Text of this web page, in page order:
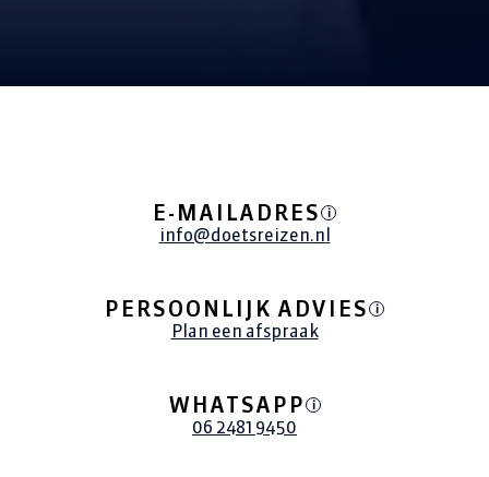
E-MAILADRES i
info@doetsreizen.nl
PERSOONLIJK ADVIES i
Plan een afspraak
WHATSAPP i
06 2481 9450